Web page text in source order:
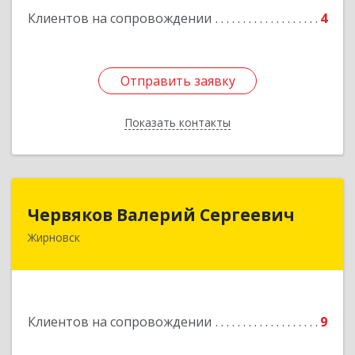
Клиентов на сопровождении 4
Отправить заявку
Показать контакты
Отправить заявку
Назад
Червяков Валерий Сергеевич
Жирновск
Клиентов на сопровождении 9
Червяков Валерий Сергеевич
Подробнее